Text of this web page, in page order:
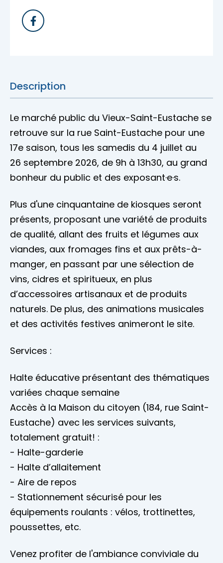
Description
Le marché public du Vieux-Saint-Eustache se
retrouve sur la rue Saint-Eustache pour une
17e saison, tous les samedis du 4 juillet au
26 septembre 2026, de 9h à 13h30, au grand
bonheur du public et des exposant·e·s.
Plus d'une cinquantaine de kiosques seront
présents, proposant une variété de produits
de qualité, allant des fruits et légumes aux
viandes, aux fromages fins et aux prêts-à-
manger, en passant par une sélection de
vins, cidres et spiritueux, en plus
d’accessoires artisanaux et de produits
naturels. De plus, des animations musicales
et des activités festives animeront le site.
Services :
Halte éducative présentant des thématiques
variées chaque semaine
Accès à la Maison du citoyen (184, rue Saint-
Eustache) avec les services suivants,
totalement gratuit! :
- Halte-garderie
- Halte d’allaitement
- Aire de repos
- Stationnement sécurisé pour les
équipements roulants : vélos, trottinettes,
poussettes, etc.
Venez profiter de l'ambiance conviviale du